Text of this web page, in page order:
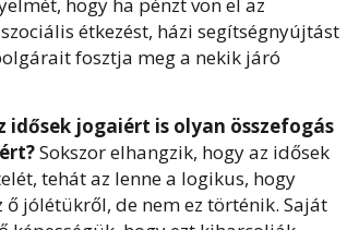
étkezést, házi segítségnyújtást
fosztja meg a nekik járó
jogaiért is olyan összefogás
Sokszor elhangzik, hogy az idősek
tehát az lenne a logikus, hogy
jólétükről, de nem ez történik. Saját